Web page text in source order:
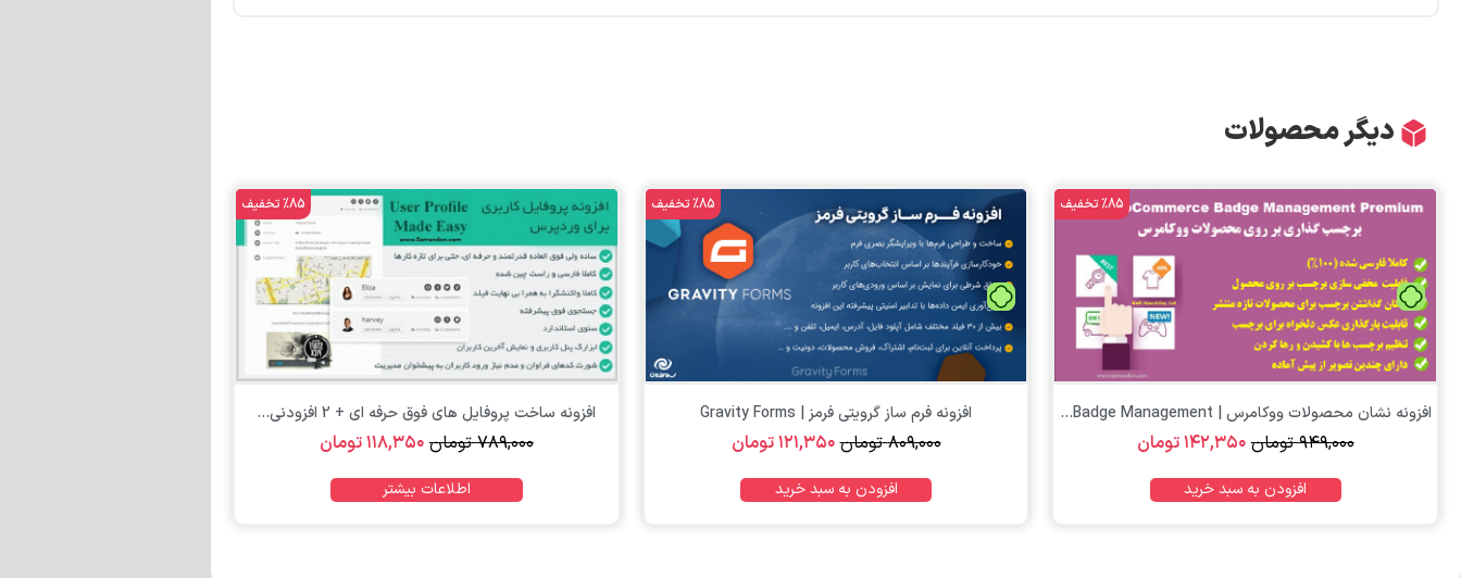
دیگر محصولات
تومان
%85 تخفیف
افزونه نشان محصولات ووکامرس | Yith WooCommerce Badge Management
۹۴۹,۰۰۰ تومان۱۴۲,۳۵۰تومان
افزودن به سبد خرید
تومان
%85 تخفیف
افزونه فرم ساز گرویتی فرمز | Gravity Forms
۸۰۹,۰۰۰ تومان۱۲۱,۳۵۰تومان
افزودن به سبد خرید
%85 تخفیف
افزونه ساخت پروفایل های فوق حرفه ای + 2 افزودنی...
۷۸۹,۰۰۰ تومان ۱۱۸,۳۵۰تومان
اطلاعات بیشتر